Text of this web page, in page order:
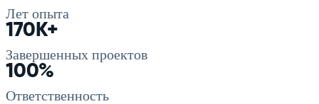
Лет опыта
170K+
Завершенных проектов
100%
Ответственность